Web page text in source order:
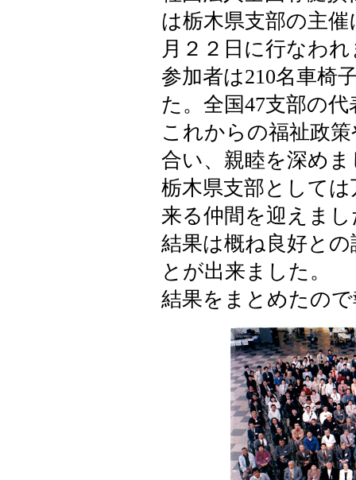
は栃木県支部の主
月２２日に行なわ
参加者は210名車椅
た。全国47支部の
これからの福祉政
合い、親睦を深め
栃木県支部として
来る仲間を迎えま
結果は概ね良好と
とが出来ました。
結果をまとめたの